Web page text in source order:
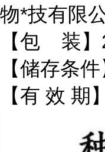
物*技有限
【包 装】
【储存条
【有 效 期